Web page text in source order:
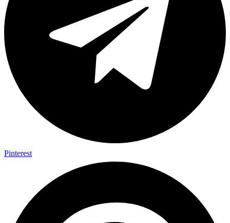
Pinterest